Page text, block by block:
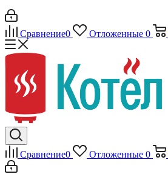
Сравнение0 Отложенные 0
Сравнение0 Отложенные 0